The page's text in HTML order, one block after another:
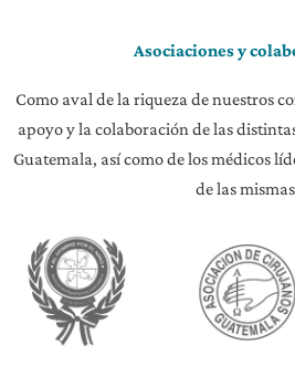
Asociaciones y
Como aval de la riqueza de nuestros
apoyo y la colaboración de las
Guatemala, así como de los médicos
de las